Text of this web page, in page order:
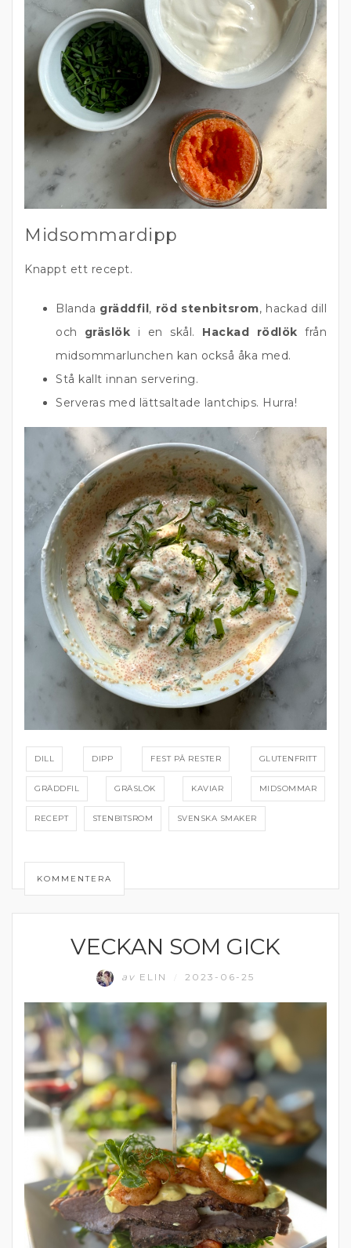
Midsommardipp
Knappt ett recept.
Blanda gräddfil, röd stenbitsrom, hackad dill
och gräslök i en skål. Hackad rödlök från
midsommarlunchen kan också åka med.
Stå kallt innan servering.
Serveras med lättsaltade lantchips. Hurra!
DILL DIPP FEST PÅ RESTER GLUTENFRITT
GRÄDDFIL GRÄSLÖK KAVIAR MIDSOMMAR
RECEPT STENBITSROM SVENSKA SMAKER
KOMMENTERA
MATPRATVECKAN SOM GICK
av ELIN 2023-06-25